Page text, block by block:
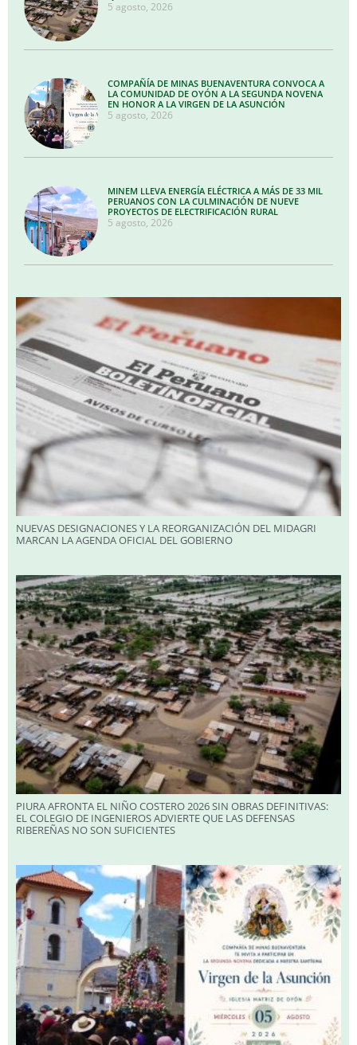
5 agosto, 2026
COMPAÑÍA DE MINAS BUENAVENTURA CONVOCA A
LA COMUNIDAD DE OYÓN A LA SEGUNDA NOVENA
EN HONOR A LA VIRGEN DE LA ASUNCIÓN
5 agosto, 2026
MINEM LLEVA ENERGÍA ELÉCTRICA A MÁS DE 33 MIL
PERUANOS CON LA CULMINACIÓN DE NUEVE
PROYECTOS DE ELECTRIFICACIÓN RURAL
5 agosto, 2026
NUEVAS DESIGNACIONES Y LA REORGANIZACIÓN DEL MIDAGRI
MARCAN LA AGENDA OFICIAL DEL GOBIERNO
PIURA AFRONTA EL NIÑO COSTERO 2026 SIN OBRAS DEFINITIVAS:
EL COLEGIO DE INGENIEROS ADVIERTE QUE LAS DEFENSAS
RIBEREÑAS NO SON SUFICIENTES